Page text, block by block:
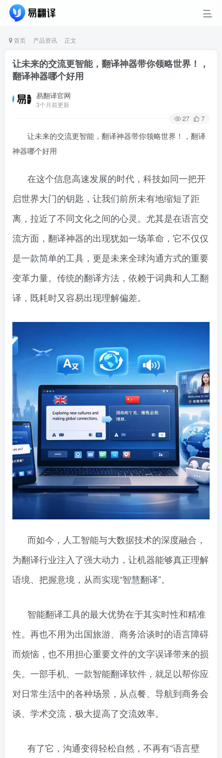
首页 产品资讯 正文
让未来的交流更智能，翻译神器带你领略世界！，
翻译神器哪个好用
易翻译官网
3个月前更新
27 7
让未来的交流更智能，翻译神器带你领略世界！，翻译
神器哪个好用
在这个信息高速发展的时代，科技如同一把开
启世界大门的钥匙，让我们前所未有地缩短了距
离，拉近了不同文化之间的心灵。尤其是在语言交
流方面，翻译神器的出现犹如一场革命，它不仅仅
是一款简单的工具，更是未来全球沟通方式的重要
变革力量。传统的翻译方法，依赖于词典和人工翻
译，既耗时又容易出现理解偏差。
而如今，人工智能与大数据技术的深度融合，
为翻译行业注入了强大动力，让机器能够真正理解
语境、把握意境，从而实现“智慧翻译”。
智能翻译工具的最大优势在于其实时性和精准
性。再也不用为出国旅游、商务洽谈时的语言障碍
而烦恼，也不用担心重要文件的文字误译带来的损
失。一部手机、一款智能翻译软件，就足以帮你应
对日常生活中的各种场景，从点餐、导航到商务会
谈、学术交流，极大提高了交流效率。
有了它，沟通变得轻松自然，不再有“语言壁